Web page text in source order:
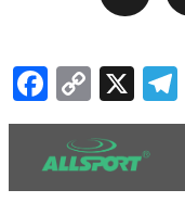
Facebook
Copy
Link
X